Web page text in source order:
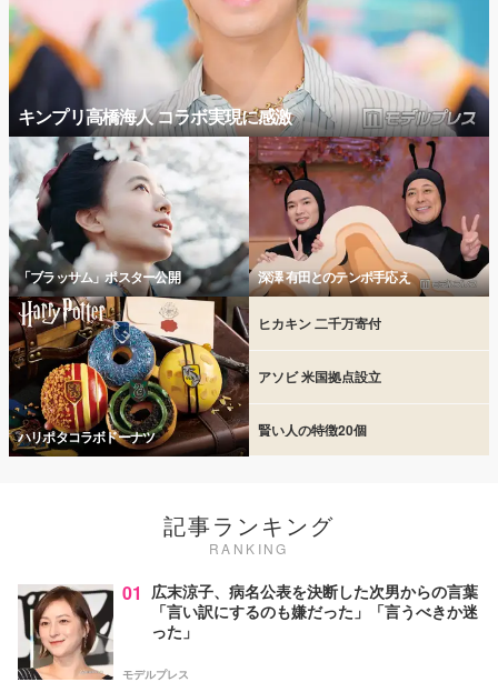
キンプリ高橋海人 コラボ実現に感激
「ブラッサム」ポスター公開 深澤 有田とのテンポ手応え
ハリポタコラボドーナツ
ヒカキン 二千万寄付
アソビ 米国拠点設立
賢い人の特徴20個
記事ランキング
RANKING
01 広末涼子、病名公表を決断した次男からの言葉
「言い訳にするのも嫌だった」「言うべきか迷
った」
モデルプレス